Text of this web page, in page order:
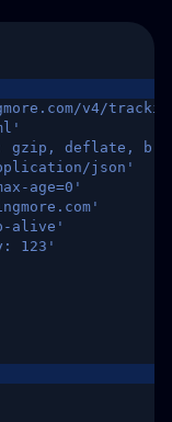
v4/trackings/
gzip, deflate,
json'
age=0'
alive'
123'